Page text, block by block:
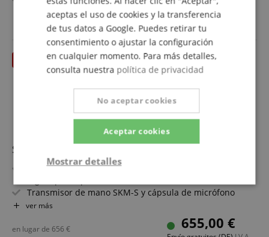
Latencia excepcionalmente baja (1,9 ms)
App Smart Assist para supervisión y control
Envío gratuitos (DE)
incluido
hasta 31.08.2026
Sennheiser EW-DP 835 Set (Y1-3)
Sistema de micrófono inalámbrico UHF totalmente
Transmisor de mano SKM-S y cápsula de micrófono
MMD 835 con patrón cardioide
Rango de frecuencia Y1-3: 1785,2 - 1799,8 MHz
Duración de batería especialmente larga: transmisor
ver más
655,00 €
en lugar de 656 €
aceptas el uso de cookies y la transferencia
de tus datos a Google. Puedes retirar tu
consentimiento o ajustar la configuración
en cualquier momento. Para más detalles,
consulta nuestra política de privacidad
Aceptar cookies
No aceptar cookies
Mostrar detalles
Estrictamente
necesaria
Actuación